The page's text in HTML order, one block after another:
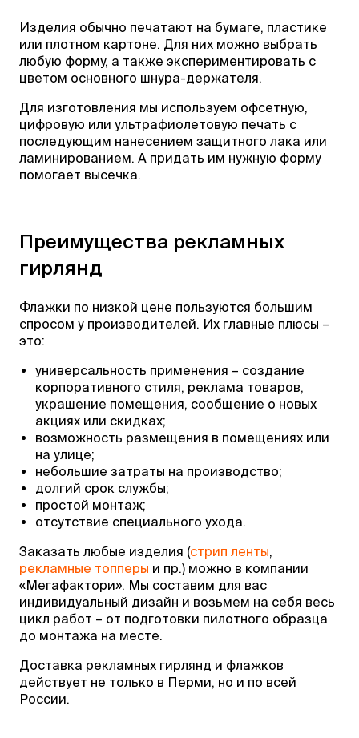
Изделия обычно печатают на бумаге, пластике
или плотном картоне. Для них можно выбрать
любую форму, а также экспериментировать с
цветом основного шнура-держателя.
Для изготовления мы используем офсетную,
цифровую или ультрафиолетовую печать с
последующим нанесением защитного лака или
ламинированием. А придать им нужную форму
помогает высечка.
Преимущества рекламных
гирлянд
Флажки по низкой цене пользуются большим
спросом у производителей. Их главные плюсы –
это:
универсальность применения – создание
корпоративного стиля, реклама товаров,
украшение помещения, сообщение о новых
акциях или скидках;
возможность размещения в помещениях или
на улице;
небольшие затраты на производство;
долгий срок службы;
простой монтаж;
отсутствие специального ухода.
Заказать любые изделия (стрип ленты,
рекламные топперы и пр.) можно в компании
«Мегафактори». Мы составим для вас
индивидуальный дизайн и возьмем на себя весь
цикл работ – от подготовки пилотного образца
до монтажа на месте.
Доставка рекламных гирлянд и флажков
действует не только в Перми, но и по всей
России.